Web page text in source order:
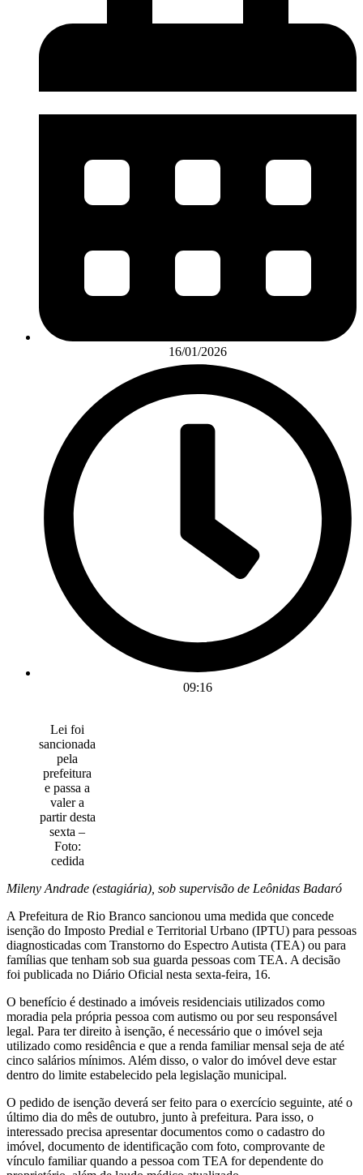
16/01/2026
09:16
Lei foi
sancionada
pela
prefeitura
e passa a
valer a
partir desta
sexta –
Foto:
cedida
Mileny Andrade (estagiária), sob supervisão de Leônidas Badaró
A Prefeitura de Rio Branco sancionou uma medida que concede
isenção do Imposto Predial e Territorial Urbano (IPTU) para pessoas
diagnosticadas com Transtorno do Espectro Autista (TEA) ou para
famílias que tenham sob sua guarda pessoas com TEA. A decisão
foi publicada no Diário Oficial nesta sexta-feira, 16.
O benefício é destinado a imóveis residenciais utilizados como
moradia pela própria pessoa com autismo ou por seu responsável
legal. Para ter direito à isenção, é necessário que o imóvel seja
utilizado como residência e que a renda familiar mensal seja de até
cinco salários mínimos. Além disso, o valor do imóvel deve estar
dentro do limite estabelecido pela legislação municipal.
O pedido de isenção deverá ser feito para o exercício seguinte, até o
último dia do mês de outubro, junto à prefeitura. Para isso, o
interessado precisa apresentar documentos como o cadastro do
imóvel, documento de identificação com foto, comprovante de
vínculo familiar quando a pessoa com TEA for dependente do